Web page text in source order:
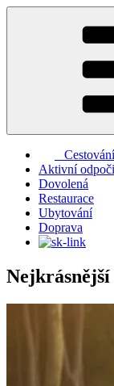
Přejít
Cestování
Aktivní
Dovolená
Restaurace
Ubytování
Doprava